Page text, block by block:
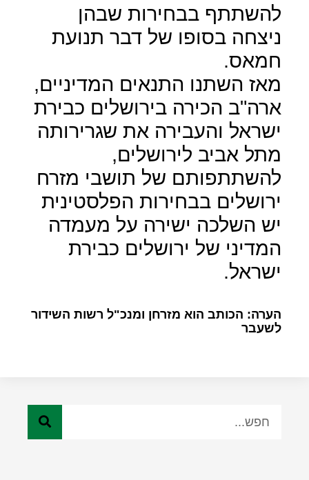
להשתתף בבחירות שבהן
ניצחה בסופו של דבר תנועת
חמאס.
מאז השתנו התנאים המדיניים,
ארה"ב הכירה בירושלים כבירת
ישראל והעבירה את שגרירותה
מתל אביב לירושלים,
להשתתפותם של תושבי מזרח
ירושלים בבחירות הפלסטינית
יש השלכה ישירה על מעמדה
המדיני של ירושלים כבירת
ישראל.
הערה: הכותב הוא מזרחן ומנכ"ל רשות השידור
לשעבר